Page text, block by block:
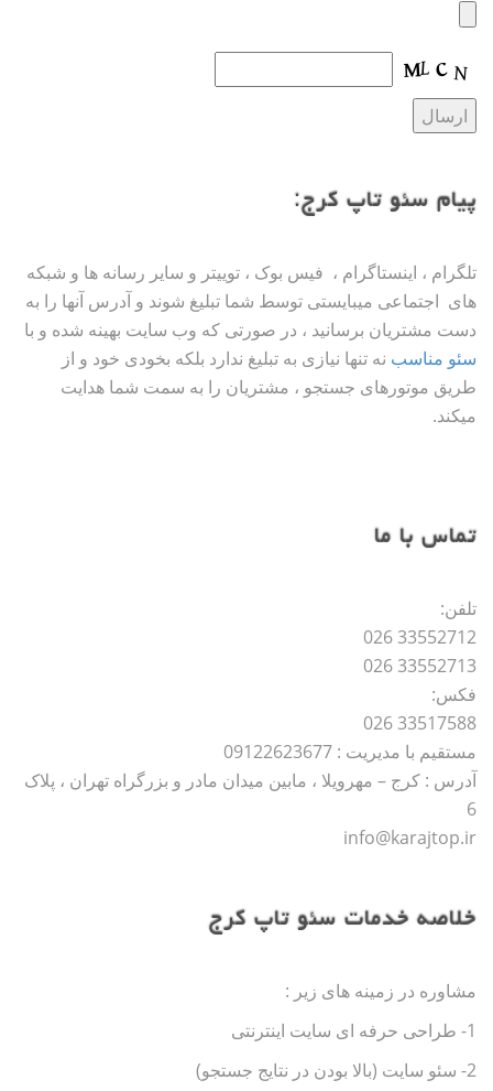
پیام سئو تاپ کرج:
تلگرام ، اینستاگرام ، فیس بوک ، توییتر و سایر رسانه ها و شبکه
های اجتماعی میبایستی توسط شما تبلیغ شوند و آدرس آنها را به
دست مشتریان برسانید ، در صورتی که وب سایت بهینه شده و با
سئو مناسب نه تنها نیازی به تبلیغ ندارد بلکه بخودی خود و از
طریق موتورهای جستجو ، مشتریان را به سمت شما هدایت
میکند.
تماس با ما
تلفن:
33552712 026
33552713 026
فکس:
33517588 026
مستقیم با مدیریت : 09122623677
آدرس : کرج – مهرویلا ، مابین میدان مادر و بزرگراه تهران ، پلاک
6
info@karajtop.ir
خلاصه خدمات سئو تاپ کرج
مشاوره در زمینه های زیر :
1- طراحی حرفه ای سایت اینترنتی
2- سئو سایت (بالا بودن در نتایج جستجو)